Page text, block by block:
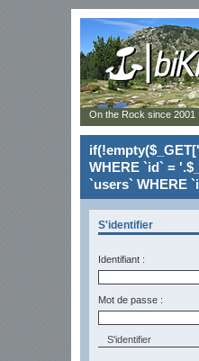
WHERE `id` =
`users` WHERE
S'identifier
Identifiant :
Mot de passe :
On the Rock since 2001